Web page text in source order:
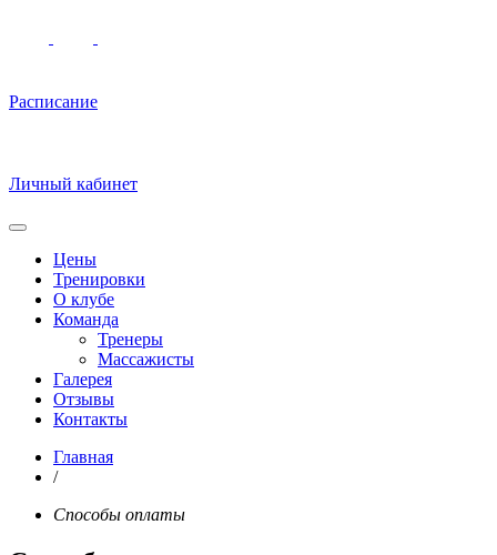
Расписание
Личный кабинет
Цены
Тренировки
О клубе
Команда
Тренеры
Массажисты
Галерея
Отзывы
Контакты
Главная
/
Способы оплаты